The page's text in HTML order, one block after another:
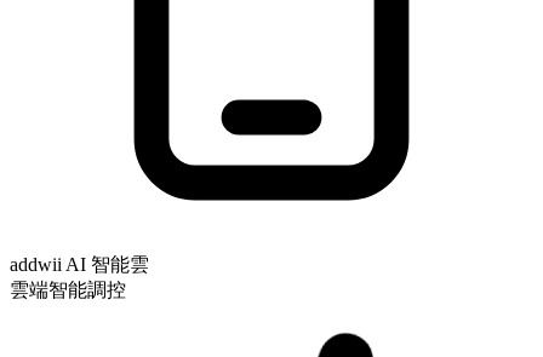
addwii AI 智能雲
雲端智能調控